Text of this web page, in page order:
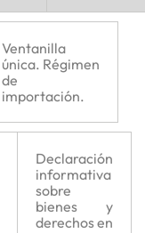
Ventanilla
única. Régimen
de
importación.
Declaración
informativa
sobre
bienes y
derechos en